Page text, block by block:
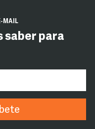
MAIL
saber para